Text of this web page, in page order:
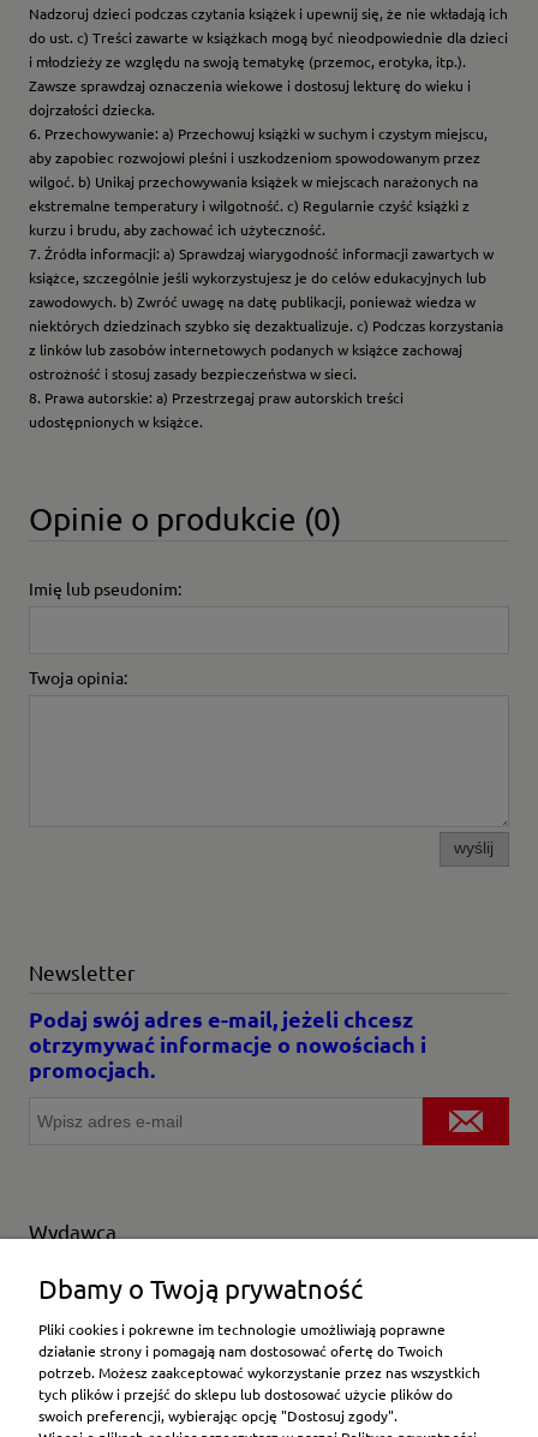
Nadzoruj dzieci podczas czytania książek i upewnij się, że nie wkładają ich
do ust. c) Treści zawarte w książkach mogą być nieodpowiednie dla dzieci
i młodzieży ze względu na swoją tematykę (przemoc, erotyka, itp.).
Zawsze sprawdzaj oznaczenia wiekowe i dostosuj lekturę do wieku i
dojrzałości dziecka.
6. Przechowywanie: a) Przechowuj książki w suchym i czystym miejscu,
aby zapobiec rozwojowi pleśni i uszkodzeniom spowodowanym przez
wilgoć. b) Unikaj przechowywania książek w miejscach narażonych na
ekstremalne temperatury i wilgotność. c) Regularnie czyść książki z
kurzu i brudu, aby zachować ich użyteczność.
7. Źródła informacji: a) Sprawdzaj wiarygodność informacji zawartych w
książce, szczególnie jeśli wykorzystujesz je do celów edukacyjnych lub
zawodowych. b) Zwróć uwagę na datę publikacji, ponieważ wiedza w
niektórych dziedzinach szybko się dezaktualizuje. c) Podczas korzystania
z linków lub zasobów internetowych podanych w książce zachowaj
ostrożność i stosuj zasady bezpieczeństwa w sieci.
8. Prawa autorskie: a) Przestrzegaj praw autorskich treści
udostępnionych w książce.
Opinie o produkcie (0)
Imię lub pseudonim:
Twoja opinia:
wyślij
Newsletter
Podaj swój adres e-mail, jeżeli chcesz
otrzymywać informacje o nowościach i
promocjach.
Wydawca
Wybierz producenta
Moje konto
Dbamy o Twoją prywatność
Pliki cookies i pokrewne im technologie umożliwiają poprawne
działanie strony i pomagają nam dostosować ofertę do Twoich
potrzeb. Możesz zaakceptować wykorzystanie przez nas wszystkich
tych plików i przejść do sklepu lub dostosować użycie plików do
swoich preferencji, wybierając opcję "Dostosuj zgody".